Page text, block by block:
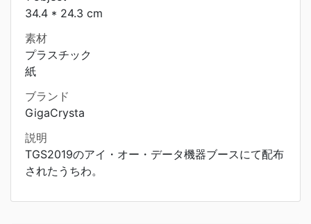
34.4 * 24.3 cm
素材
プラスチック
紙
ブランド
GigaCrysta
説明
TGS2019のアイ・オー・データ機器ブースにて配布
されたうちわ。